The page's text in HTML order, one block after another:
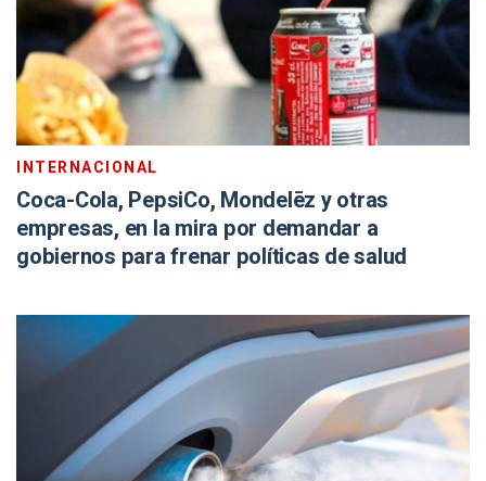
INTERNACIONAL
Coca-Cola, PepsiCo, Mondelēz y otras
empresas, en la mira por demandar a
gobiernos para frenar políticas de salud